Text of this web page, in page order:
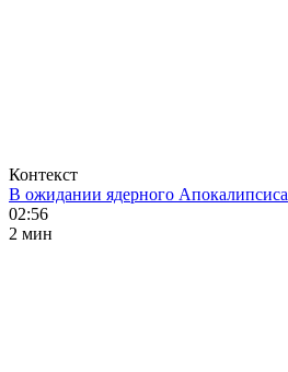
Контекст
В ожидании ядерного Апокалипсиса
02:56
2 мин